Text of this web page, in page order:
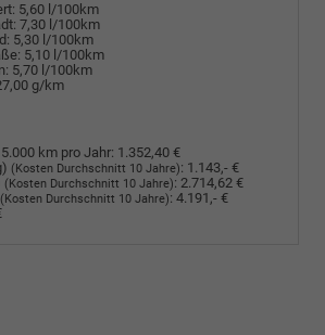
5,60 l/100km
7,30 l/100km
5,30 l/100km
5,10 l/100km
5,70 l/100km
g/km
km pro Jahr: 1.352,40 €
(Kosten Durchschnitt 10 Jahre): 1.143,- €
(Kosten Durchschnitt 10 Jahre): 2.714,62 €
(Kosten Durchschnitt 10 Jahre): 4.191,- €